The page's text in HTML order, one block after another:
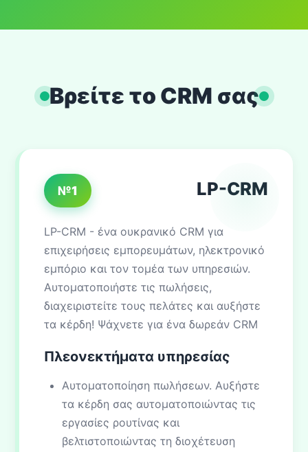
Βρείτε το CRM σας
№1 LP-CRM
LP-CRM - ένα ουκρανικό CRM για
επιχειρήσεις εμπορευμάτων, ηλεκτρονικό
εμπόριο και τον τομέα των υπηρεσιών.
Αυτοματοποιήστε τις πωλήσεις,
διαχειριστείτε τους πελάτες και αυξήστε
τα κέρδη! Ψάχνετε για ένα δωρεάν CRM
Πλεονεκτήματα υπηρεσίας
Αυτοματοποίηση πωλήσεων. Αυξήστε
τα κέρδη σας αυτοματοποιώντας τις
εργασίες ρουτίνας και
βελτιστοποιώντας τη διοχέτευση